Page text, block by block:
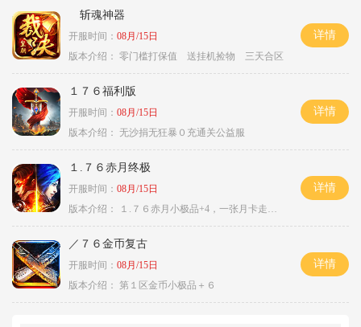
斩魂神器
开服时间： 08月/15日
版本介绍： 零门槛打保值 送挂机捡物 三天合区
详情
１７６福利版
开服时间： 08月/15日
版本介绍： 无沙捐无狂暴０充通关公益服
详情
１.７６赤月终极
开服时间： 08月/15日
版本介绍：
１.７６赤月小极品+4，一张月卡走天涯c
详情
／７６金币复古
开服时间： 08月/15日
版本介绍： 第１区金币小极品＋６
详情